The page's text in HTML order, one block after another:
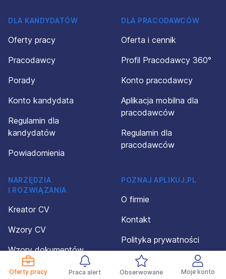
Oferty pracy Praca alert Obserwowane Moje konto
DLA KANDYDATÓW
Oferty pracy
Pracodawcy
Porady
Konto kandydata
Regulamin dla
kandydatów
Powiadomienia
DLA PRACODAWCÓW
Oferta i cennik
Profil Pracodawcy 360°
Konto pracodawcy
Aplikacja mobilna dla
pracodawców
Regulamin dla
pracodawców
NARZĘDZIA
I ROZWIĄZANIA
Kreator CV
Wzory CV
Wzory dokumentów
Kalkulator wynagrodzeń
POZNAJ APLIKUJ.PL
O firmie
Kontakt
Polityka prywatności
Organizacja wydarzeń